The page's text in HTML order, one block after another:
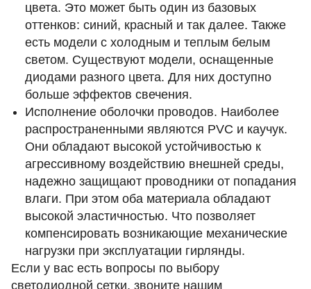
цвета. Это может быть один из базовых
оттенков: синий, красный и так далее. Также
есть модели с холодным и теплым белым
светом. Существуют модели, оснащенные
диодами разного цвета. Для них доступно
больше эффектов свечения.
Исполнение оболочки проводов. Наиболее
распространенными являются PVC и каучук.
Они обладают высокой устойчивостью к
агрессивному воздействию внешней среды,
надежно защищают проводники от попадания
влаги. При этом оба материала обладают
высокой эластичностью. Что позволяет
компенсировать возникающие механические
нагрузки при эксплуатации гирлянды.
Если у вас есть вопросы по выбору
светодиодной сетки, звоните нашим